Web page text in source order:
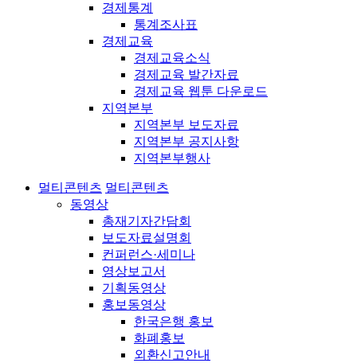
경제통계
통계조사표
경제교육
경제교육소식
경제교육 발간자료
경제교육 웹툰 다운로드
지역본부
지역본부 보도자료
지역본부 공지사항
지역본부행사
멀티콘텐츠 멀티콘텐츠
동영상
총재기자간담회
보도자료설명회
컨퍼런스·세미나
영상보고서
기획동영상
홍보동영상
한국은행 홍보
화폐홍보
외환신고안내